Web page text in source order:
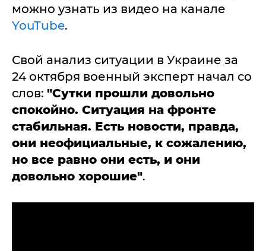
можно узнать из видео на канале
YouTube.
Свой анализ ситуации в Украине за
24 октября военный эксперт начал со
слов: "Сутки прошли довольно
спокойно. Ситуация на фронте
стабильная. Есть новости, правда,
они неофициальные, к сожалению,
но все равно они есть, и они
довольно хорошие".